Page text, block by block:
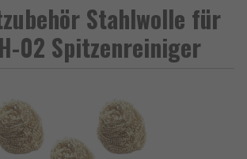
Stahlwolle für
02 Spitzenreiniger